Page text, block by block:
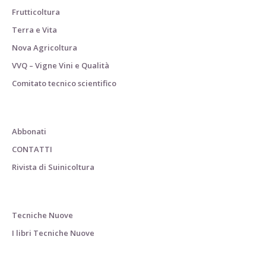
Frutticoltura
Terra e Vita
Nova Agricoltura
VVQ – Vigne Vini e Qualità
Comitato tecnico scientifico
Abbonati
CONTATTI
Rivista di Suinicoltura
Tecniche Nuove
I libri Tecniche Nuove